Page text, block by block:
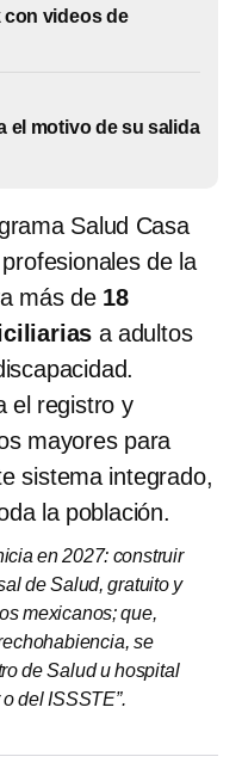
videos de
el motivo de su salida
Salud Casa
de la
más de 18
a adultos
el registro y
mayores para
sistema integrado,
la población.
en 2027: construir
de Salud, gratuito y
mexicanos; que,
se
de Salud u hospital
del ISSSTE”.